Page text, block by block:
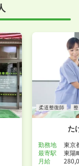
柔道整復師
た
勤務地
東京
最寄駅
東陽
月給